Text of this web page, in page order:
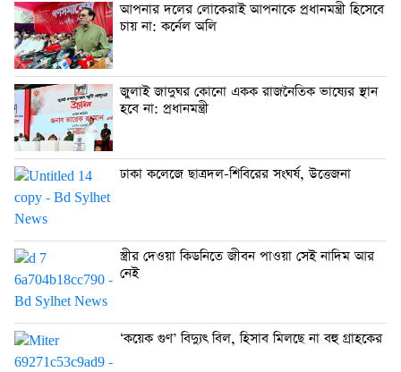
আপনার দলের লোকেরাই আপনাকে প্রধানমন্ত্রী হিসেবে
চায় না: কর্নেল অলি
জুলাই জাদুঘর কোনো একক রাজনৈতিক ভাষ্যের স্থান
হবে না: প্রধানমন্ত্রী
ঢাকা কলেজে ছাত্রদল-শিবিরের সংঘর্ষ, উত্তেজনা
স্ত্রীর দেওয়া কিডনিতে জীবন পাওয়া সেই নাদিম আর
নেই
‘কয়েক গুণ’ বিদ্যুৎ বিল, হিসাব মিলছে না বহু গ্রাহকের